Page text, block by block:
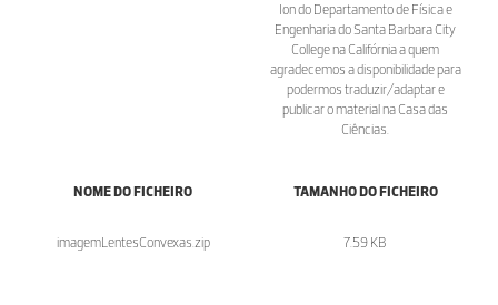
Ion do Departamento de Física e
Engenharia do Santa Barbara City
College na Califórnia a quem
agradecemos a disponibilidade para
podermos traduzir/adaptar e
publicar o material na Casa das
Ciências.
NOME DO FICHEIRO
imagemLentesConvexas.zip
TAMANHO DO FICHEIRO
7.59 KB